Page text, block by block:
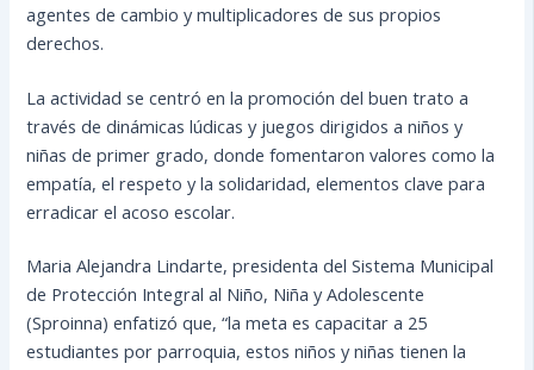
agentes de cambio y multiplicadores de sus propios
derechos.
La actividad se centró en la promoción del buen trato a
través de dinámicas lúdicas y juegos dirigidos a niños y
niñas de primer grado, donde fomentaron valores como la
empatía, el respeto y la solidaridad, elementos clave para
erradicar el acoso escolar.
Maria Alejandra Lindarte, presidenta del Sistema Municipal
de Protección Integral al Niño, Niña y Adolescente
(Sproinna) enfatizó que, “la meta es capacitar a 25
estudiantes por parroquia, estos niños y niñas tienen la